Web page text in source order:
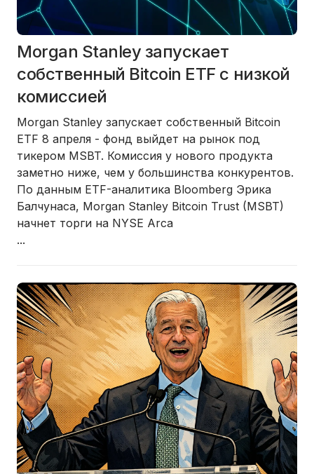
Morgan Stanley запускает
собственный Bitcoin ETF с низкой
комиссией
Morgan Stanley запускает собственный Bitcoin
ETF 8 апреля - фонд выйдет на рынок под
тикером MSBT. Комиссия у нового продукта
заметно ниже, чем у большинства конкурентов.
По данным ETF-аналитика Bloomberg Эрика
Балчунаса, Morgan Stanley Bitcoin Trust (MSBT)
начнет торги на NYSE Arca
...